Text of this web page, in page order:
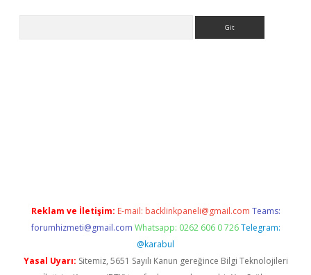
Reklam ve İletişim: E-mail: backlinkpaneli@gmail.com Teams:
forumhizmeti@gmail.com Whatsapp: 0262 606 0 726 Telegram:
@karabul
Yasal Uyarı: Sitemiz, 5651 Sayılı Kanun gereğince Bilgi Teknolojileri